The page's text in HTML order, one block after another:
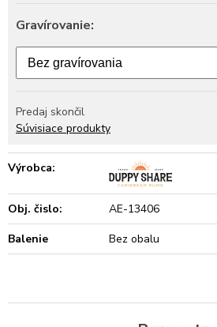
Gravírovanie:
Predaj skončil
Súvisiace produkty
Výrobca:
Obj. čislo:
AE-13406
Balenie
Bez obalu